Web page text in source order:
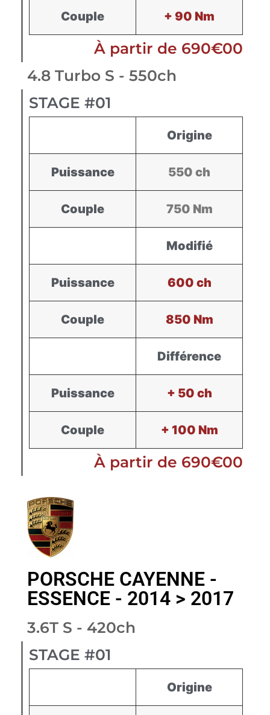
Couple + 90 Nm
À partir de 690€00
4.8 Turbo S - 550ch
STAGE #01
Origine
Puissance 550 ch
Couple 750 Nm
Modifié
Puissance 600 ch
Couple 850 Nm
Différence
Puissance + 50 ch
Couple + 100 Nm
À partir de 690€00
PORSCHE CAYENNE -
ESSENCE - 2014 > 2017
3.6T S - 420ch
STAGE #01
Origine